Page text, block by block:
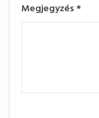
Megjegyzés*